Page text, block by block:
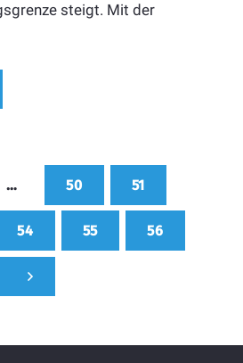
steigt. Mit der
… 50 51
54 55 56